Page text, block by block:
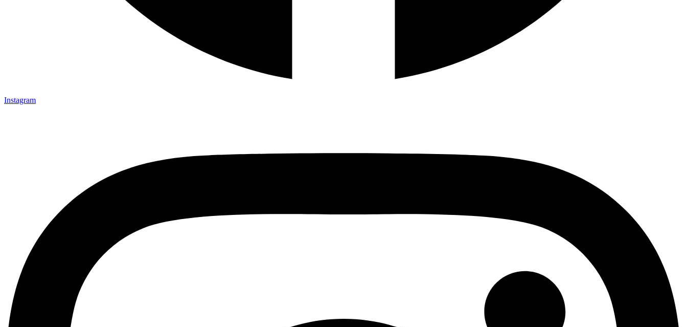
Instagram